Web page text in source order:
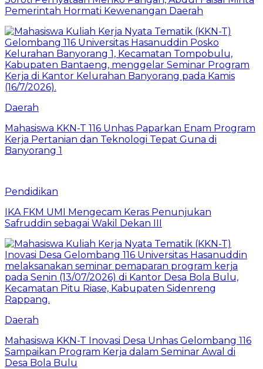
Pemerintah Hormati Kewenangan Daerah
Daerah
Mahasiswa KKN-T 116 Unhas Paparkan Enam Program
Kerja Pertanian dan Teknologi Tepat Guna di
Banyorang 1
Pendidikan
IKA FKM UMI Mengecam Keras Penunjukan
Safruddin sebagai Wakil Dekan III
Daerah
Mahasiswa KKN-T Inovasi Desa Unhas Gelombang 116
Sampaikan Program Kerja dalam Seminar Awal di
Desa Bola Bulu